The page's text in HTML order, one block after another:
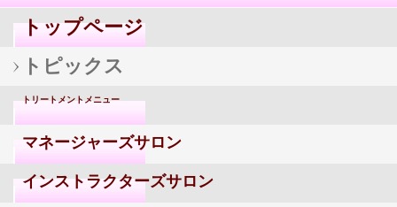
トップページ
トピックス
トリートメントメニュー
マネージャーズサロン
インストラクターズサロン